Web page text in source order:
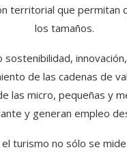
territorial que
los tamaños.
de las cadenas de
las micro, pequeñas y
y generan empleo
turismo no sólo se